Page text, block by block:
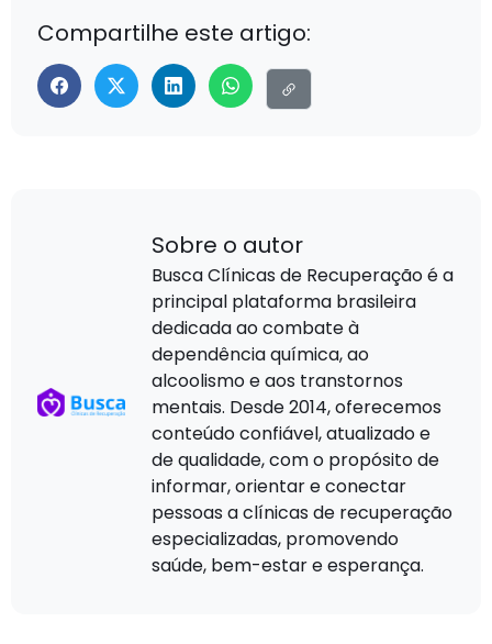
Compartilhe este artigo:
Sobre o autor
Busca Clínicas de Recuperação é a
principal plataforma brasileira
dedicada ao combate à
dependência química, ao
alcoolismo e aos transtornos
mentais. Desde 2014, oferecemos
conteúdo confiável, atualizado e
de qualidade, com o propósito de
informar, orientar e conectar
pessoas a clínicas de recuperação
especializadas, promovendo
saúde, bem-estar e esperança.